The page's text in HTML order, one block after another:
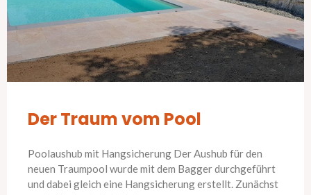
Der Traum vom Pool
Poolaushub mit Hangsicherung Der Aushub für den
neuen Traumpool wurde mit dem Bagger durchgeführt
und dabei gleich eine Hangsicherung erstellt. Zunächst